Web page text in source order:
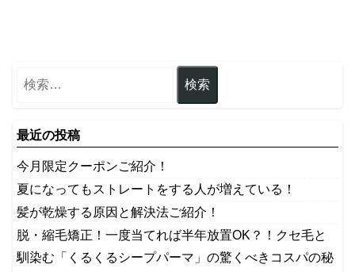
最近の投稿
今月限定クーポンご紹介！
夏になってもストレートをする人が増えている！
髪が乾燥する原因と解決法ご紹介！
脱・縮毛矯正！一度当てれば半年放置OK？！クセ毛と
馴染む「くるくるシープパーマ」の驚くべきコスパの秘